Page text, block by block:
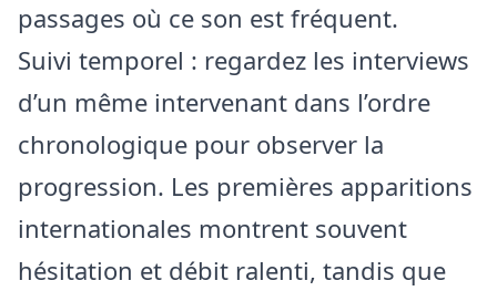
passages où ce son est fréquent.
Suivi temporel : regardez les interviews
d’un même intervenant dans l’ordre
chronologique pour observer la
progression. Les premières apparitions
internationales montrent souvent
hésitation et débit ralenti, tandis que